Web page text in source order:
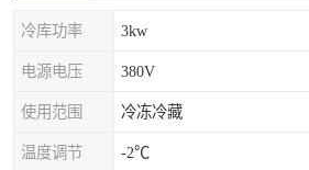
冷库功率 3kw
电源电压 380V
使用范围 冷冻冷藏
温度调节 -2℃